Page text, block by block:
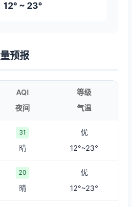
12° ~ 23°
预报
AQI
等级
夜间 气温
31
优
晴 12°~23°
20
优
晴 12°~23°